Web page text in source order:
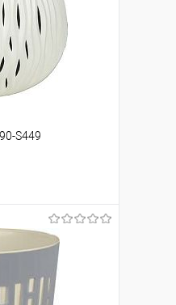
S449
Сравнение